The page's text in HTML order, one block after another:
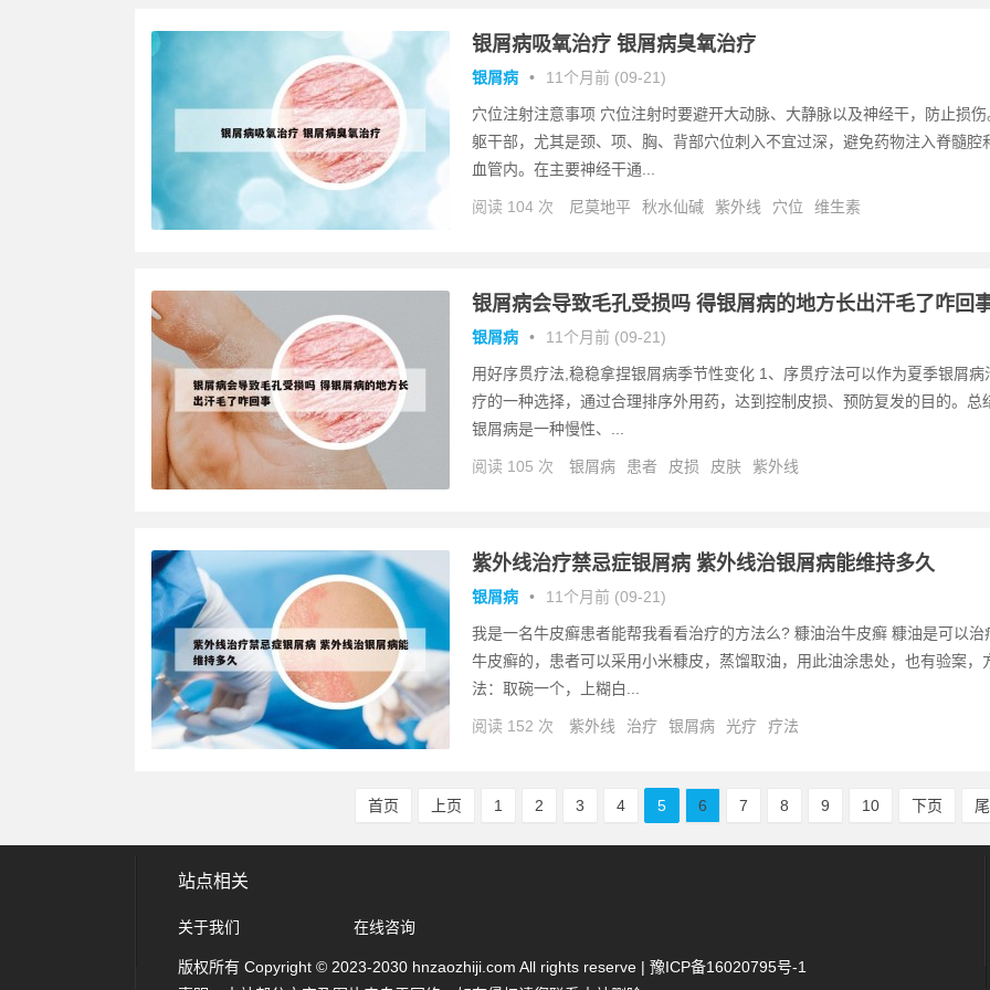
银屑病吸氧治疗 银屑病臭氧治疗
银屑病 • 11个月前 (09-21)
穴位注射注意事项 穴位注射时要避开大动脉、大静脉以及神经干，防止损伤
躯干部，尤其是颈、项、胸、背部穴位刺入不宜过深，避免药物注入脊髓腔
血管内。在主要神经干通...
阅读 104 次 尼莫地平 秋水仙碱 紫外线 穴位 维生素
银屑病会导致毛孔受损吗 得银屑病的地方长出汗毛了咋回
银屑病 • 11个月前 (09-21)
用好序贯疗法,稳稳拿捏银屑病季节性变化 1、序贯疗法可以作为夏季银屑病
疗的一种选择，通过合理排序外用药，达到控制皮损、预防复发的目的。总
银屑病是一种慢性、...
阅读 105 次 银屑病 患者 皮损 皮肤 紫外线
紫外线治疗禁忌症银屑病 紫外线治银屑病能维持多久
银屑病 • 11个月前 (09-21)
我是一名牛皮癣患者能帮我看看治疗的方法么? 糠油治牛皮癣 糠油是可以治
牛皮癣的，患者可以采用小米糠皮，蒸馏取油，用此油涂患处，也有验案，
法：取碗一个，上糊白...
阅读 152 次 紫外线 治疗 银屑病 光疗 疗法
首页 上页 1 2 3 4 5 6 7 8 9 10 下页
站点相关
关于我们 在线咨询
版权所有 Copyright © 2023-2030 hnzaozhiji.com All rights reserve | 豫ICP备16020795号-1